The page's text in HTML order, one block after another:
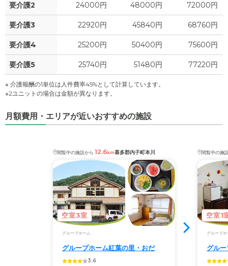
要介護2 24000円 48000円 72000円
要介護3 22920円 45840円 68760円
要介護4 25200円 50400円 75600円
要介護5 25740円 51480円 77220円
※ 介護報酬の1単位は人件費率45%として計算しています。
※2ユニットの場合は金額が異なります。
月額費用・エリアが近いおすすめの施設
閲覧中の施設から 12.6km喜多郡内子町本川
空室3室
グループホーム
グループホーム紅葉の里・おだ
3.6
閲覧中の施
空室1
グループホ
グル